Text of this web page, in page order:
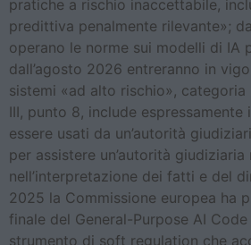
pratiche a rischio inaccettabile,
predittiva penalmente rilevante»;
operano le norme sui modelli di IA
dall’agosto 2026 entreranno in
sistemi «ad alto rischio», categoria
III, punto 8, include
essere usati da un’autorità
per assistere un’autorità giudiziaria
nell’interpretazione dei fatti e del
2025 la Commissione europea ha
finale del General-Purpose AI
strumento di soft regulation che